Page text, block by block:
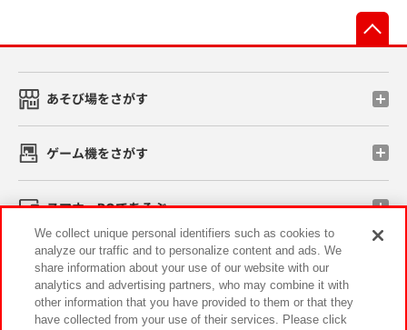
あそび場をさがす
ゲーム機をさがす
スマホ・PCであそぶ
イベント・キャンペーン
We collect unique personal identifiers such as cookies to
analyze our traffic and to personalize content and ads. We
share information about your use of our website with our
analytics and advertising partners, who may combine it with
other information that you have provided to them or that they
have collected from your use of their services. Please click